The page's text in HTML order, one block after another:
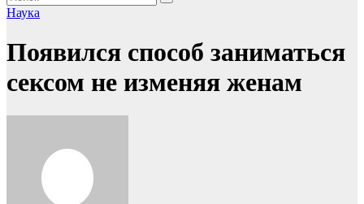
Наука
Появился способ заниматься
сексом не изменяя женам